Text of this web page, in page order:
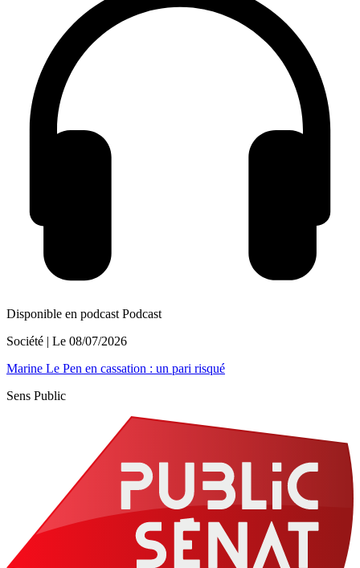
Disponible en podcast Podcast
Société | Le 08/07/2026
Marine Le Pen en cassation : un pari risqué
Sens Public